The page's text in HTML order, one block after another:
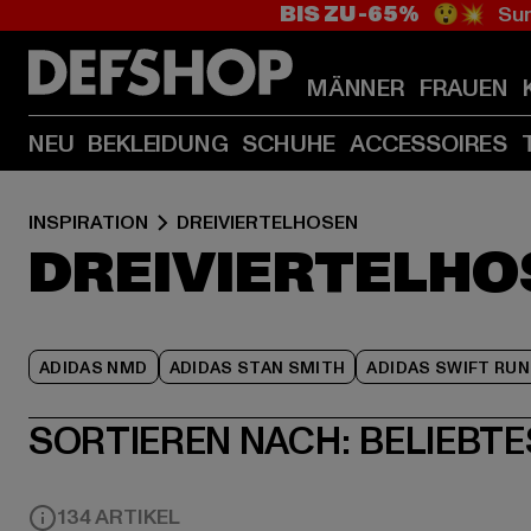
BIS ZU -65% 😲💥
MÄNNER FRAUEN
NEU BEKLEIDUNG SCHUHE ACCESSOIRES
INSPIRATION DREIVIERTELHOSEN
ADIDAS NMD ADIDAS STAN SMITH ADIDAS SWIFT RUN
SORTIEREN NACH:
134 ARTIKEL